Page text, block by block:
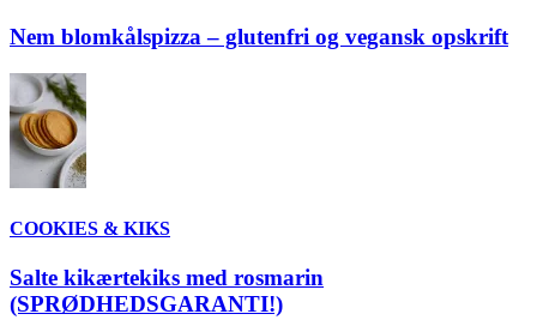
Nem blomkålspizza – glutenfri og vegansk opskrift
COOKIES & KIKS
Salte kikærtekiks med rosmarin
(SPRØDHEDSGARANTI!)